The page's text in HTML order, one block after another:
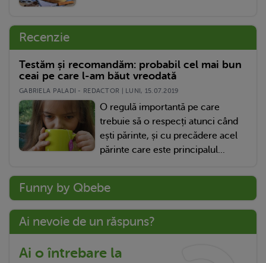
Recenzie
Testăm și recomandăm: probabil cel mai bun
ceai pe care l-am băut vreodată
GABRIELA PALADI - REDACTOR | LUNI, 15.07.2019
O regulă importantă pe care
trebuie să o respecți atunci când
ești părinte, și cu precădere acel
părinte care este principalul...
Funny by Qbebe
Ai nevoie de un răspuns?
Ai o întrebare la